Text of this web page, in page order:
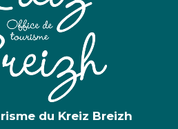
du Kreiz Breizh